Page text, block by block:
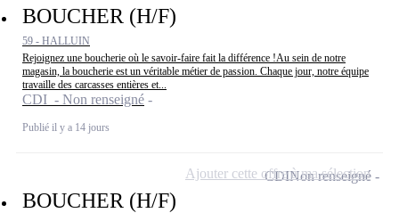
BOUCHER (H/F)
59 - HALLUIN
Rejoignez une boucherie où le savoir-faire fait la différence !Au sein de notre
magasin, la boucherie est un véritable métier de passion. Chaque jour, notre équipe
travaille des carcasses entières et...
CDI - Non renseigné
Publié il y a 14 jours
BOUCHER (H/F)
CDINon renseigné
Ajouter cette offre à ma sélection